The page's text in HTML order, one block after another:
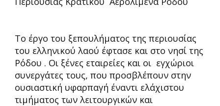
Το έργο του ξεπουλήματος της περιουσίας
του ελληνικού λαού έφτασε και στο νησί της
Ρόδου . Οι ξένες εταιρείες και οι εγχώριοι
συνεργάτες τους, που προσβλέπουν στην
ουσιαστική υφαρπαγή έναντι ελάχιστου
τιμήματος των λειτουργικών και